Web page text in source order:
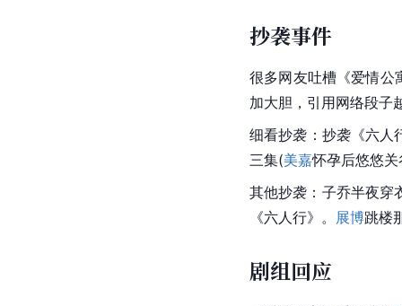
抄袭事件
很多网友吐槽《爱情公
加大胆，引用网络段子
细看抄袭：抄袭《六人
三集(美嘉怀孕后悠悠
其他抄袭：子乔半夜穿
《六人行》。 展博跳楼
剧组回应